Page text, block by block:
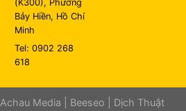
(K300), Phường
Bảy Hiền, Hồ Chí
Minh
Tel: 0902 268
618
Achau Media Beeseo
Dịch Thuật